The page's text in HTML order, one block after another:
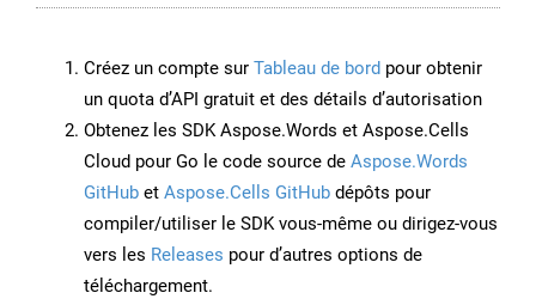
Créez un compte sur Tableau de bord pour obtenir
un quota d’API gratuit et des détails d’autorisation
Obtenez les SDK Aspose.Words et Aspose.Cells
Cloud pour Go le code source de Aspose.Words
GitHub et Aspose.Cells GitHub dépôts pour
compiler/utiliser le SDK vous-même ou dirigez-vous
vers les Releases pour d’autres options de
téléchargement.